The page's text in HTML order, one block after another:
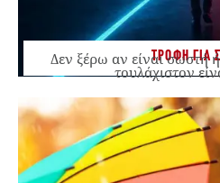
ΤΡΟΦΗ ΓΙΑ
Δεν ξέρω αν είναι σωστή
τουλάχιστον